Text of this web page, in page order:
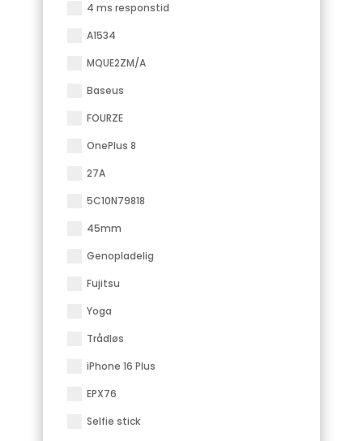
4 ms responstid
A1534
MQUE2ZM/A
Baseus
FOURZE
OnePlus 8
27A
5C10N79818
45mm
Genopladelig
Fujitsu
Yoga
Trådløs
iPhone 16 Plus
EPX76
Selfie stick